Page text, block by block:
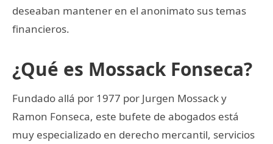
deseaban mantener en el anonimato sus temas
financieros.
¿Qué es Mossack Fonseca?
Fundado allá por 1977 por Jurgen Mossack y
Ramon Fonseca, este bufete de abogados está
muy especializado en derecho mercantil, servicios